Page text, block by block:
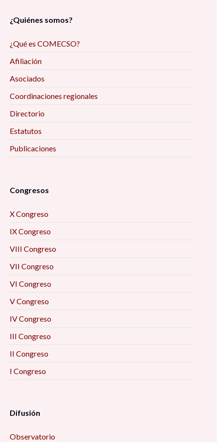
¿Quiénes somos?
¿Qué es COMECSO?
Afiliación
Asociados
Coordinaciones regionales
Directorio
Estatutos
Publicaciones
Congresos
X Congreso
IX Congreso
VIII Congreso
VII Congreso
VI Congreso
V Congreso
IV Congreso
III Congreso
II Congreso
I Congreso
Difusión
Observatorio